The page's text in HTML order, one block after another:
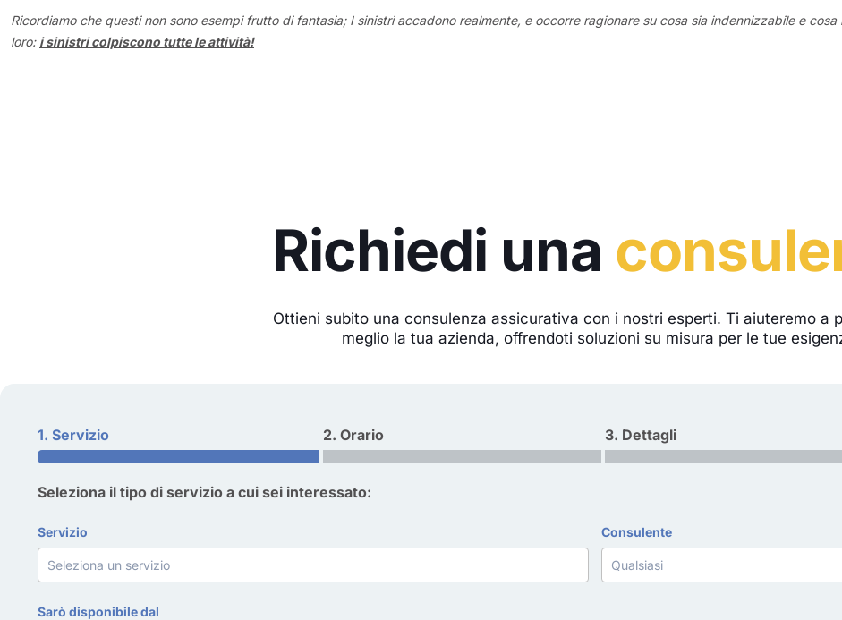
Ricordiamo che questi non sono esempi frutto di fantasia; I sinistri accadono realmente, e occorre ragionare su cosa sia indennizzabile e
loro: i sinistri colpiscono tutte le attività!
Richiedi una
Ottieni subito una consulenza assicurativa con i nostri esperti. Ti aiuteremo a
meglio la tua azienda, offrendoti soluzioni su misura per le tue
1. Servizio 2. Orario 3. Dettagli
Seleziona il tipo di servizio a cui sei interessato:
Servizio Consulente
Sarò disponibile dal